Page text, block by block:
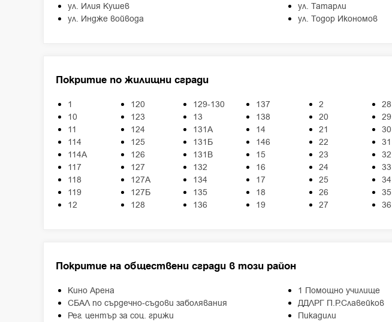
ул. Илия Кушев
ул. Индже войвода
ул. Татарли
ул. Тодор Икономов
Покритие по жилищни сгради
1
10
11
114
114А
117
118
119
12
120
123
124
125
126
127
127А
127Б
128
129-130
13
131А
131Б
131В
132
134
135
136
137
138
14
146
15
16
17
18
19
2
20
21
22
23
24
25
26
27
28
29
30
31
32
33
34
35
36
Покритие на обществени сгради в този район
Кино Арена
СБАЛ по сърдечно-съдови заболявания
Рег. център за соц. грижи
1 Помощно училище
ДДЛРГ П.Р.Славейков
Пикадили